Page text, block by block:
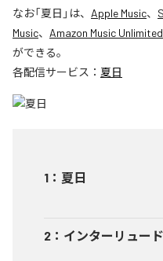
なお「夏日 」は、 Apple Music、
Music、 Amazon Music Unlimited
ができる。
各配信サービス： 夏日
1 ： 夏日
2 ： インターリュード